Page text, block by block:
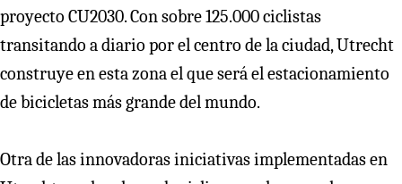
proyecto CU2030. Con sobre 125.000 ciclistas
transitando a diario por el centro de la ciudad, Utrecht
construye en esta zona el que será el estacionamiento
de bicicletas más grande del mundo.
Otra de las innovadoras iniciativas implementadas en